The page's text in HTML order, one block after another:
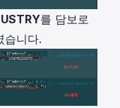
USTRY를 담보로
습니다.